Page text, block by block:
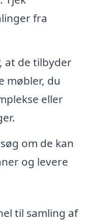
fra
at de tilbyder
møbler, du
eller
om de kan
og levere
til samling af